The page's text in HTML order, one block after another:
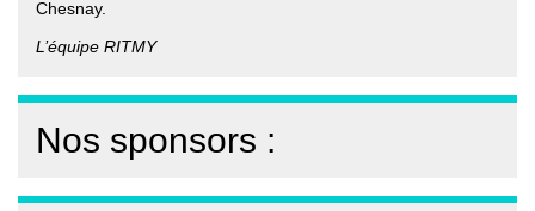
Chesnay.
L’équipe RITMY
Nos sponsors :